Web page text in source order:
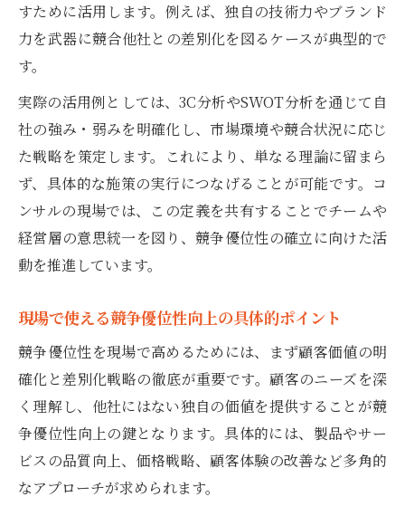
すために活用します。例えば、独自の技術力やブランド
力を武器に競合他社との差別化を図るケースが典型的で
す。
実際の活用例としては、3C分析やSWOT分析を通じて自
社の強み・弱みを明確化し、市場環境や競合状況に応じ
た戦略を策定します。これにより、単なる理論に留まら
ず、具体的な施策の実行につなげることが可能です。コ
ンサルの現場では、この定義を共有することでチームや
経営層の意思統一を図り、競争優位性の確立に向けた活
動を推進しています。
現場で使える競争優位性向上の具体的ポイント
競争優位性を現場で高めるためには、まず顧客価値の明
確化と差別化戦略の徹底が重要です。顧客のニーズを深
く理解し、他社にはない独自の価値を提供することが競
争優位性向上の鍵となります。具体的には、製品やサー
ビスの品質向上、価格戦略、顧客体験の改善など多角的
なアプローチが求められます。